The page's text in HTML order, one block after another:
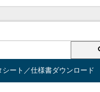
ート／仕様書ダウンロード